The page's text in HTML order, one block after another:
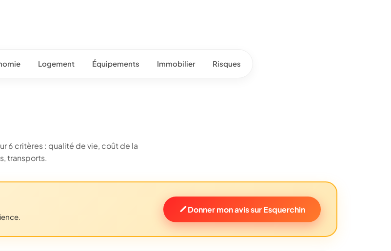
Logement Équipements Immobilier Risques
6 critères : qualité de vie, coût de la
transports.
Donner mon avis sur Esquerchin